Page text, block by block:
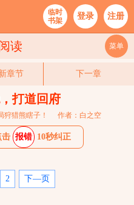
临时
书架
登录 注册
读 菜单
章节 下一章
打道回府
猎熊瞎子！ 作者：白之空
击 报错 10秒纠正
2 下—页